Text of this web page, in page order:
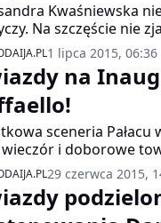
Kwaśniewska
Na szczęście nie
Krupa uwielbia
do domu, żeby ją
w walce ze
Herbuś woli owoce. Z
je słodkości
bo uważa, że
jest przyjemnością.
1 lipca 2015, 06:36
na
sceneria Pałacu
i doborowe
to w ramach
Lata,
Już po raz trzeci
29 czerwca 2015,